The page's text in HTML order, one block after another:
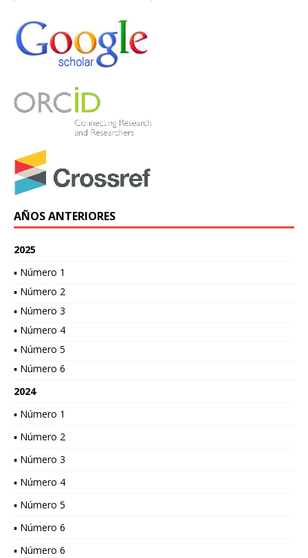
AÑOS ANTERIORES
2025
▪ Número 1
▪ Número 2
▪ Número 3
▪ Número 4
▪ Número 5
▪ Número 6
2024
▪ Número 1
▪ Número 2
▪ Número 3
▪ Número 4
▪ Número 5
▪ Número 6
▪ Número 6